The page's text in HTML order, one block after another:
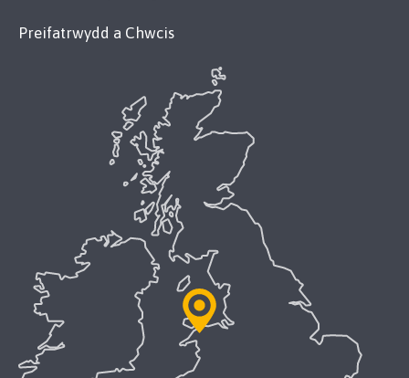
Preifatrwydd a Chwcis